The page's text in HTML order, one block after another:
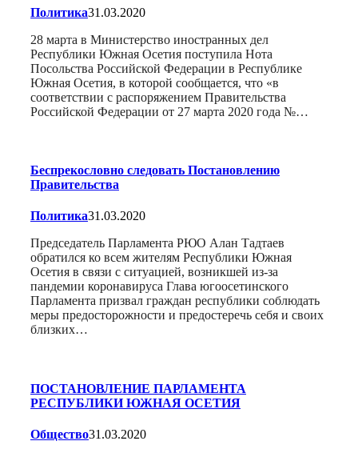
Политика31.03.2020
28 марта в Министерство иностранных дел
Республики Южная Осетия поступила Нота
Посольства Российской Федерации в Республике
Южная Осетия, в которой сообщается, что «в
соответствии с распоряжением Правительства
Российской Федерации от 27 марта 2020 года №…
Беспрекословно следовать Постановлению
Правительства
Политика31.03.2020
Председатель Парламента РЮО Алан Тадтаев
обратился ко всем жителям Республики Южная
Осетия в связи с ситуацией, возникшей из-за
пандемии коронавируса Глава югоосетинского
Парламента призвал граждан республики соблюдать
меры предосторожности и предостеречь себя и своих
близких…
ПОСТАНОВЛЕНИЕ ПАРЛАМЕНТА
РЕСПУБЛИКИ ЮЖНАЯ ОСЕТИЯ
Общество31.03.2020